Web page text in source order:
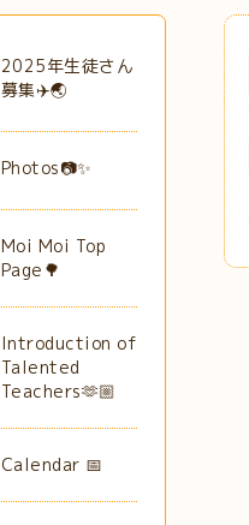
2025年生徒さん
募集✈️🌏
Photos📷✨
Moi Moi Top
Page🌳
Introduction of
Talented
Teachers🫶🏼
Calendar 📅